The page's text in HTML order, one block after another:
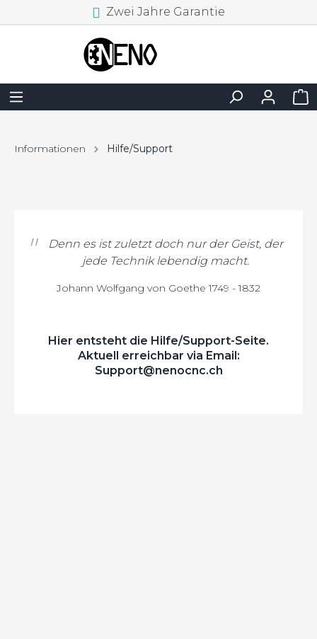
Zwei Jahre Garantie
Informationen Hilfe/Support
Denn es ist zuletzt doch nur der Geist, der
jede Technik lebendig macht.
Johann Wolfgang von Goethe 1749 - 1832
Hier entsteht die Hilfe/Support-Seite.
Aktuell erreichbar via Email:
Support@nenocnc.ch